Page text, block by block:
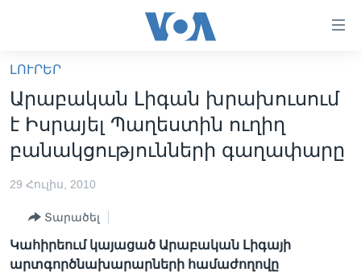
հիմնական
բովանդակությանը
անցնել
հիմնական
բովանդակությանը
բովանդակություն
ԼՈՒՐԵՐ
ՍՓՅՈՒՌՔ
IN ENGLISH
ՄԵՐ ՄԱՍԻՆ
ՈՒԿՐԱԻՆԱԿԱՆ ՊԱՏԵՐԱԶՄ
ԼՈՒՐԵՐ
Արաբական Լիգան խրախուսում
է Իսրայել Պաղեստին ուղիղ
բանակցությունների գաղափարը
29 Հուլիս, 2010
Տարածել
Կահիրեում կայացած Արաբական Լիգայի
արտգործնախարարների համաժողովը